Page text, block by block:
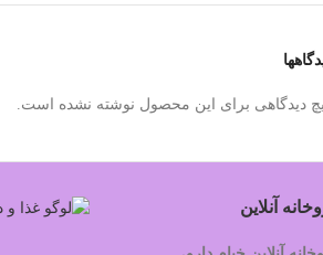
دیدگاهی برای این محصول نوشته نشده است.
آنلاین